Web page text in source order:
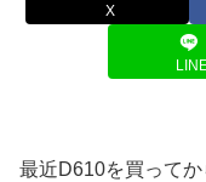
X
最近D610を買って